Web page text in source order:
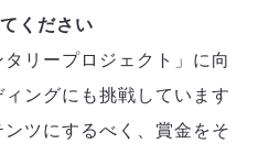
ください
リープロジェクト」に向
ングにも挑戦しています
ツにするべく、賞金をそ